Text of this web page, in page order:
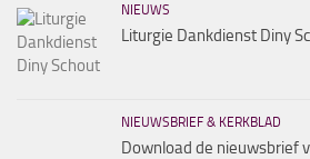
NIEUWS
Liturgie Dankdienst Diny
NIEUWSBRIEF & KERKBLAD
Download de nieuwsbrief